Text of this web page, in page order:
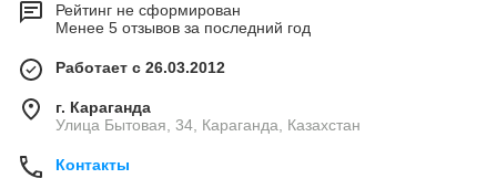
Рейтинг не сформирован
Менее 5 отзывов за последний год
Работает с 26.03.2012
г. Караганда
Улица Бытовая, 34, Караганда, Казахстан
Контакты